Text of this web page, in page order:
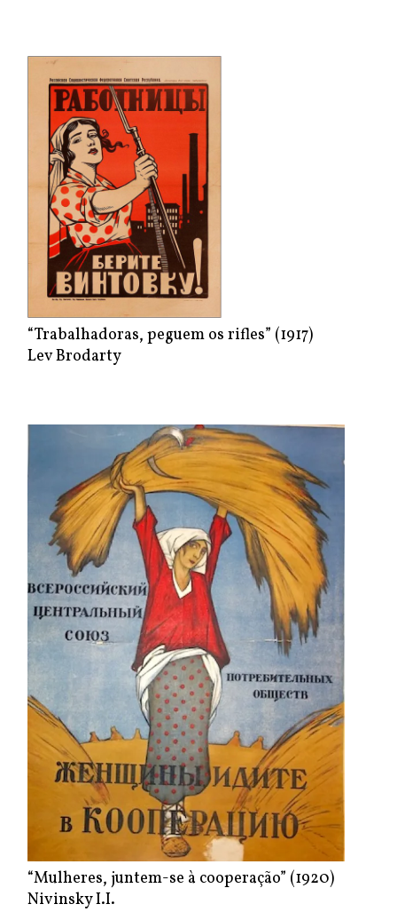
“Trabalhadoras, peguem os rifles” (1917)
Lev Brodarty
“Mulheres, juntem-se à cooperação” (1920)
Nivinsky I.I.